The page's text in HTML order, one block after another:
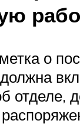
о
отделе,